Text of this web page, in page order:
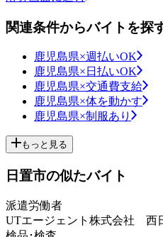
関連条件からバイトを探
鹿児島県×週払いOK
鹿児島県×日払いOK
鹿児島県×交通費支給
鹿児島県×体を動かす
鹿児島県×制服あり
もっと見る
日置市の似たバイト
派遣労働者
UTエージェント株式会社 西